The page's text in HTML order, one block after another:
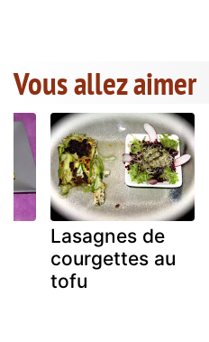
Vous allez aimer
Lasagnes de
courgettes au
tofu